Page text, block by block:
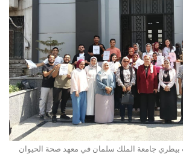
جامعة الملك سلمان في معهد صحة الحيوان